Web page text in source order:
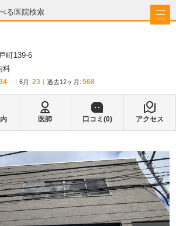
る医院検索
町139-6
科
6月 : 23 過去12ヶ月: 568
医師 口コミ(0) アクセス